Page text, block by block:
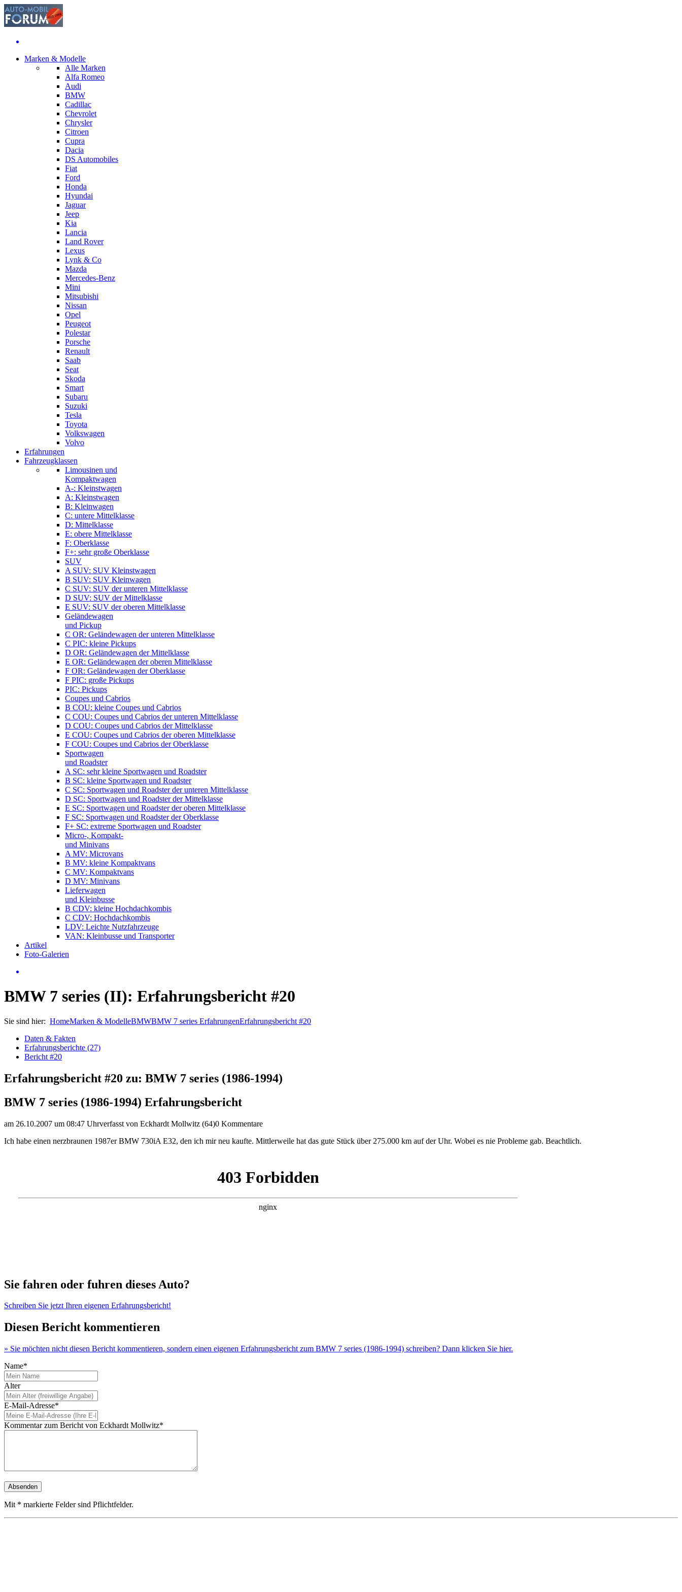
Marken & Modelle
Alle Marken
Alfa Romeo
Audi
BMW
Cadillac
Chevrolet
Chrysler
Citroen
Cupra
Dacia
DS Automobiles
Fiat
Ford
Honda
Hyundai
Jaguar
Jeep
Kia
Lancia
Land Rover
Lexus
Lynk & Co
Mazda
Mercedes-Benz
Mini
Mitsubishi
Nissan
Opel
Peugeot
Polestar
Porsche
Renault
Saab
Seat
Skoda
Smart
Subaru
Suzuki
Tesla
Toyota
Volkswagen
Volvo
Erfahrungen
Fahrzeugklassen
Limousinen und
Kompaktwagen
A-: Kleinstwagen
A: Kleinstwagen
B: Kleinwagen
C: untere Mittelklasse
D: Mittelklasse
E: obere Mittelklasse
F: Oberklasse
F+: sehr große Oberklasse
SUV
A SUV: SUV Kleinstwagen
B SUV: SUV Kleinwagen
C SUV: SUV der unteren Mittelklasse
D SUV: SUV der Mittelklasse
E SUV: SUV der oberen Mittelklasse
Geländewagen
und Pickup
C OR: Geländewagen der unteren Mittelklasse
C PIC: kleine Pickups
D OR: Geländewagen der Mittelklasse
E OR: Geländewagen der oberen Mittelklasse
F OR: Geländewagen der Oberklasse
F PIC: große Pickups
PIC: Pickups
Coupes und Cabrios
B COU: kleine Coupes und Cabrios
C COU: Coupes und Cabrios der unteren Mittelklasse
D COU: Coupes und Cabrios der Mittelklasse
E COU: Coupes und Cabrios der oberen Mittelklasse
F COU: Coupes und Cabrios der Oberklasse
Sportwagen
und Roadster
A SC: sehr kleine Sportwagen und Roadster
B SC: kleine Sportwagen und Roadster
C SC: Sportwagen und Roadster der unteren Mittelklasse
D SC: Sportwagen und Roadster der Mittelklasse
E SC: Sportwagen und Roadster der oberen Mittelklasse
F SC: Sportwagen und Roadster der Oberklasse
F+ SC: extreme Sportwagen und Roadster
Micro-, Kompakt-
und Minivans
A MV: Microvans
B MV: kleine Kompaktvans
C MV: Kompaktvans
D MV: Minivans
Lieferwagen
und Kleinbusse
B CDV: kleine Hochdachkombis
C CDV: Hochdachkombis
LDV: Leichte Nutzfahrzeuge
VAN: Kleinbusse und Transporter
Artikel
Foto-Galerien
BMW 7 series (II): Erfahrungsbericht #20
Sie sind hier: HomeMarken & ModelleBMWBMW 7 series ErfahrungenErfahrungsbericht #20
Daten & Fakten
Erfahrungsberichte (27)
Bericht #20
Erfahrungsbericht #20 zu: BMW 7 series (1986-1994)
BMW 7 series (1986-1994) Erfahrungsbericht
am 26.10.2007 um 08:47 Uhrverfasst von Eckhardt Mollwitz (64)0 Kommentare
Ich habe einen nerzbraunen 1987er BMW 730iA E32, den ich mir neu kaufte. Mittlerweile hat das gute Stück über 275.000 km auf der Uhr. Wobei es nie Probleme gab. Beachtlich.
Sie fahren oder fuhren dieses Auto?
Schreiben Sie jetzt Ihren eigenen Erfahrungsbericht!
Diesen Bericht kommentieren
» Sie möchten nicht diesen Bericht kommentieren, sondern einen eigenen Erfahrungsbericht zum BMW 7 series (1986-1994) schreiben? Dann klicken Sie hier.
Name*
Alter
E-Mail-Adresse*
Kommentar zum Bericht von Eckhardt Mollwitz*
Mit * markierte Felder sind Pflichtfelder.